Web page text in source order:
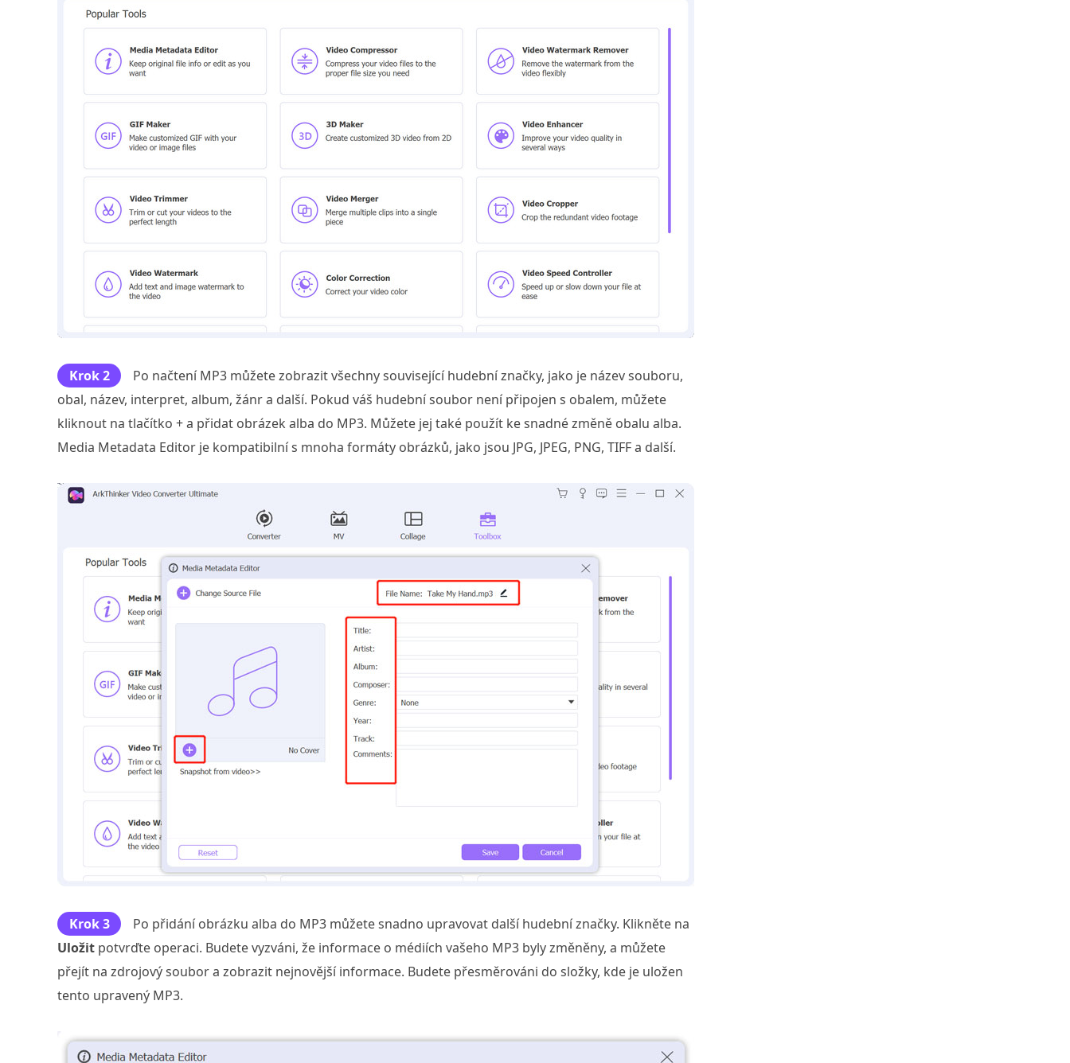
Krok 2
Po načtení MP3 můžete zobrazit všechny související hudební značky, jako je název souboru,
obal, název, interpret, album, žánr a další. Pokud váš hudební soubor není připojen s obalem, můžete
kliknout na tlačítko + a přidat obrázek alba do MP3. Můžete jej také použít ke snadné změně obalu alba.
Media Metadata Editor je kompatibilní s mnoha formáty obrázků, jako jsou JPG, JPEG, PNG, TIFF a další.
Krok 3
Po přidání obrázku alba do MP3 můžete snadno upravovat další hudební značky. Klikněte na
Uložit potvrďte operaci. Budete vyzváni, že informace o médiích vašeho MP3 byly změněny, a můžete
přejít na zdrojový soubor a zobrazit nejnovější informace. Budete přesměrováni do složky, kde je uložen
tento upravený MP3.